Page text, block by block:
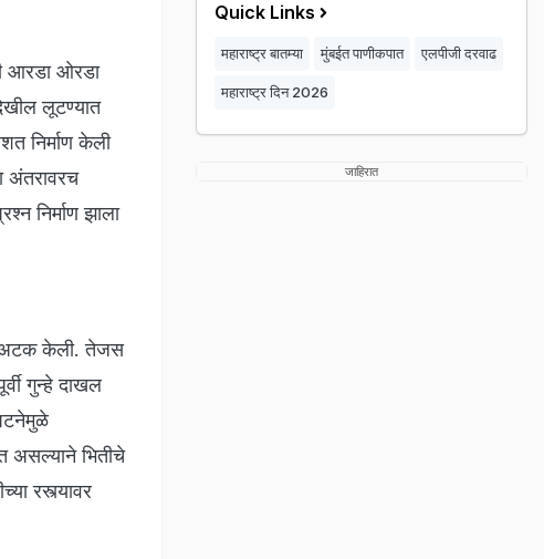
आरडा ओरडा
लूटण्यात
निर्माण केली
अंतरावरच
निर्माण झाला
अटक केली. तेजस
गुन्हे दाखल
असल्याने भितीचे
रस्त्यावर
Quick Links
महाराष्ट्र बातम्या मुंबईत पाणीकपात एलपीजी दरवाढ
महाराष्ट्र दिन 2026
जाहिरात